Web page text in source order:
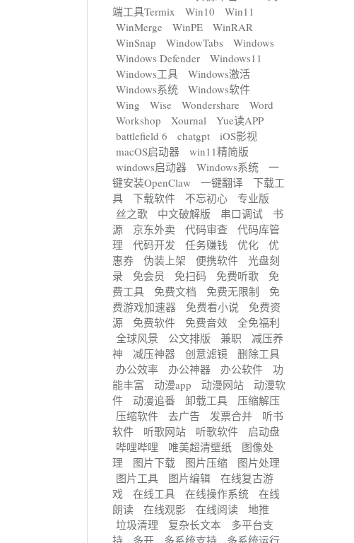
端工具Termix
Win10
Win11
WinMerge
WinPE
WinRAR
WinSnap
WindowTabs
Windows
Windows Defender
Windows11
Windows工具
Windows激活
Windows系统
Windows软件
Wing
Wise Wondershare
Word
Workshop
Xournal
Yue读APP
battlefield 6
chatgpt
iOS影视
macOS启动器
win11精简版
windows启动器
Windows系统
一
键安装OpenClaw
一键翻译
下载工
具
下载软件 不忘初心
专业版
丝之歌
中文破解版 串口调试
书
源
京东外卖 代码审查
代码库管
理
代码开发 任务赚钱 优化
优
惠券
伪装上架 便携软件
光盘刻
录
免会员 免扫码 免费听歌
免
费工具
免费文档 免费无限制
免
费游戏加速器
免费看小说
免费资
源
免费软件 免费音效
全免福利
全球风景
公文排版 兼职
减压养
神
减压神器 创意滤镜
删除工具
办公效率
办公神器 办公软件
功
能丰富
动漫app 动漫网站
动漫软
件
动漫追番 卸载工具
压缩解压
压缩软件
去广告 发票合并
听书
软件
听歌网站 听歌软件
启动盘
哔哩哔哩
唯美超清壁纸
图像处
理
图片下载 图片压缩
图片处理
图片工具
图片编辑
在线复古游
戏
在线工具 在线操作系统
在线
朗读
在线观影 在线阅读
地推
垃圾清理
复杂长文本
多平台支